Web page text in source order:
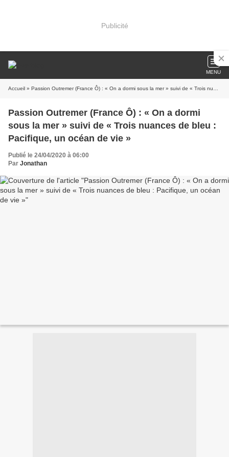
Publicité
MENU
Accueil » Passion Outremer (France Ô) : « On a dormi sous la mer » suivi de « Trois nuances de bleu : Pacifique, un océan de vie »
Passion Outremer (France Ô) : « On a dormi
sous la mer » suivi de « Trois nuances de bleu :
Pacifique, un océan de vie »
Publié le 24/04/2020 à 06:00
Par Jonathan